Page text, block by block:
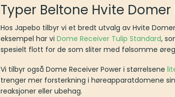
Typer Beltone Hvite
Hos Japebo tilbyr vi et bredt utvalg av Hvite
eksempel har vi Dome Receiver Tulip Standard,
spesielt flott for de som sliter med følsomme
Vi tilbyr også Dome Receiver Power i størrelsene
trenger mer forsterkning i høreapparatdomene
reaksjoner eller ubehag.